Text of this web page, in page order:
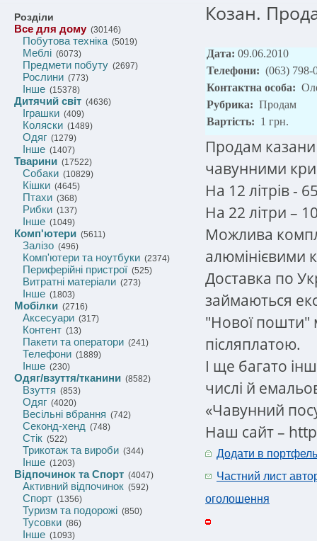
Розділи
Все для дому (30146)
Побутова техніка(5019)
Меблі (6073)
Предмети побуту (2697)
Рослини (773)
Інше (15378)
Дитячий світ (4636)
Іграшки (409)
Коляски (1489)
Одяг (1279)
Інше (1407)
Тварини (17522)
Собаки (10829)
Кішки (4645)
Птахи (368)
Рибки (137)
Інше (1049)
Комп'ютери (5611)
Залізо (496)
Комп'ютери та ноутбуки (2374)
Периферійні пристрої (525)
Витратні матеріали (273)
Інше (1803)
Мобілки (2716)
Аксесуари (317)
Контент (13)
Пакети та оператори (241)
Телефони (1889)
Інше (230)
Одяг/взуття/тканини (8582)
Взуття (853)
Одяг (4020)
Весільні вбрання (742)
Секонд-хенд (748)
Стік (522)
Трикотаж та вироби (344)
Інше (1203)
Відпочинок та Спорт (4047)
Активний відпочинок (592)
Спорт (1356)
Туризм та подорожі (850)
Тусовки (86)
Інше (1093)
Козан.
Дата: 09.06.2010
Телефони: (063) 798-
Контактна особа:
Рубрика: Продам
Вартість: 1 грн.
Продам казани
чавунними
На 12 літрів -
На 22 літри –
Можлива
алюмінієвими
Доставка по
займаються
"Нової пошти"
післяплатою.
І ще багато
числі й
«Чавунний
Наш сайт –
Додати в портфель
Частний лист
оголошення